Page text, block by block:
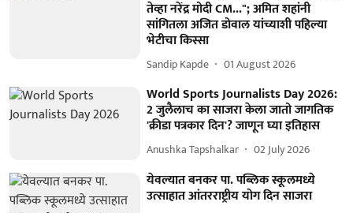
तेव्हा नरेंद्र मोदी CM..."; अमित शहांनी
सांगितला अजित डोवाल यांच्याशी पहिल्या
भेटीचा किस्सा
Sandip Kapde 01 August 2026
World Sports Journalists Day 2026:
2 जुलैलाच का साजरा केला जातो जागतिक
'क्रीडा पत्रकार दिन'? जाणून घ्या इतिहास
Anushka Tapshalkar 02 July 2026
येवल्यात बनकर पा. पब्लिक स्कूलमध्ये
उत्साहात आंतरराष्ट्रीय योग दिन साजरा